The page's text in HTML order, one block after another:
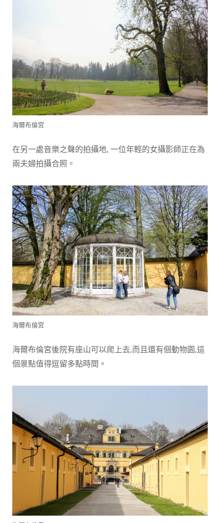
海爾布倫宮
在另一處音樂之聲的拍攝地, 一位年輕的女攝影師正在為
兩夫婦拍攝合照。
海爾布倫宮
海爾布倫宮後院有座山可以爬上去,而且還有個動物園,這
個景點值得逗留多點時間。